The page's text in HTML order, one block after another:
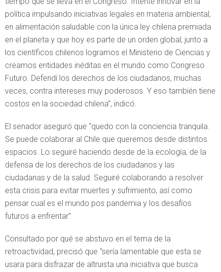
política impulsando iniciativas legales en materia ambiental;
en alimentación saludable con la única ley chilena premiada
en el planeta y que hoy es parte de un orden global; junto a
los científicos chilenos logramos el Ministerio de Ciencias y
creamos entidades inéditas en el mundo como Congreso
Futuro. Defendí los derechos de los ciudadanos, muchas
veces, contra intereses muy poderosos. Y eso también tiene
costos en la sociedad chilena”, indicó.
El senador aseguró que “quedo con la conciencia tranquila.
Se puede colaborar al Chile que queremos desde distintos
espacios. Lo seguiré haciendo desde de la ecología, de la
defensa de los derechos de los ciudadanos y las
ciudadanas y de la salud. Seguiré colaborando a resolver
esta crisis para evitar muertes y sufrimiento, así como
pensar cual es el mundo pos pandemia y los desafíos
futuros a enfrentar”.
Consultado por qué se abstuvo en el tema de la
retroactividad, precisó que “sería lamentable que esta se
usara para disfrazar de altruista una iniciativa que busca